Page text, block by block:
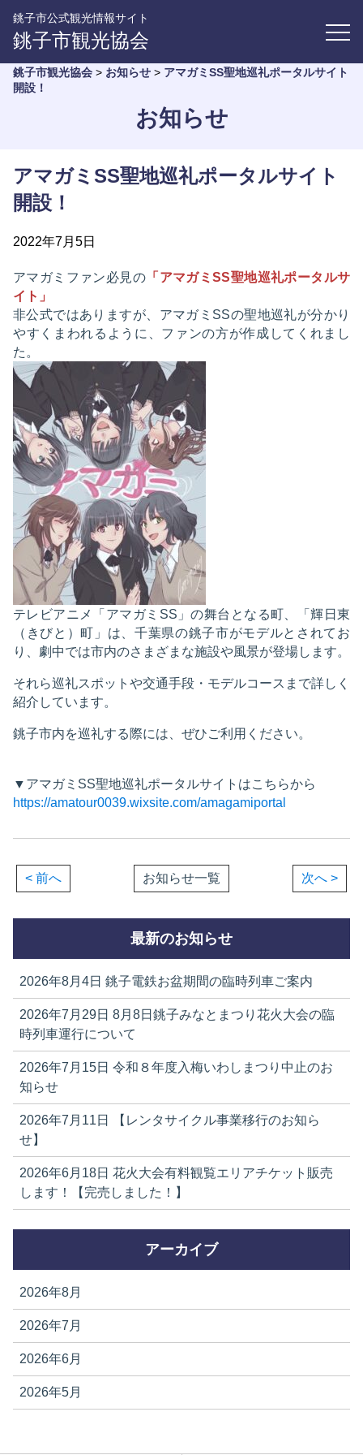
銚子市公式観光情報サイト
銚子市観光協会
銚子市観光協会 > お知らせ > アマガミSS聖地巡礼ポータルサイト
開設！
お知らせ
アマガミSS聖地巡礼ポータルサイト
開設！
2022年7月5日
アマガミファン必見の 「アマガミSS聖地巡礼ポータルサ
イト」
非公式ではありますが、アマガミSSの聖地巡礼が分かり
やすくまわれるように、ファンの方が作成してくれまし
た。
テレビアニメ「アマガミSS」の舞台となる町、「輝日東
（きびと）町」は、千葉県の銚子市がモデルとされてお
り、劇中では市内のさまざまな施設や風景が登場します。
それら巡礼スポットや交通手段・モデルコースまで詳しく
紹介しています。
銚子市内を巡礼する際には、ぜひご利用ください。
▼アマガミSS聖地巡礼ポータルサイトはこちらから
https://amatour0039.wixsite.com/amagamiportal
< 前へ お知らせ一覧 次へ >
最新のお知らせ
2026年8月4日 銚子電鉄お盆期間の臨時列車ご案内
2026年7月29日 8月8日銚子みなとまつり花火大会の臨
時列車運行について
2026年7月15日 令和８年度入梅いわしまつり中止のお
知らせ
2026年7月11日
【レンタサイクル事業移行のお知ら
せ】
2026年6月18日 花火大会有料観覧エリアチケット販売
します！【完売しました！】
アーカイブ
2026年8月
2026年7月
2026年6月
2026年5月